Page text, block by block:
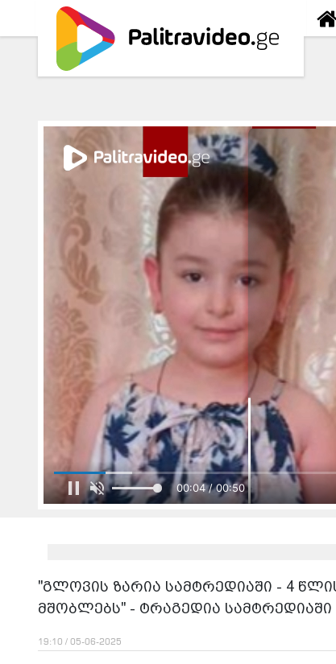
00:04 / 00:50
"გლოვის ზარია სამტრედიაში - 4
მშობლებს" - ტრაგედია სამტრედიაში
19:10 / 05-06-2025